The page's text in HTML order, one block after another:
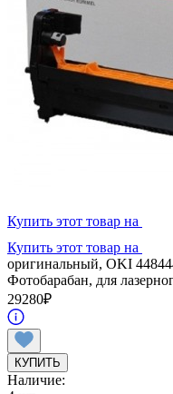
Купить этот товар на
Купить этот товар на
оригинальный, OKI
Фотобарабан, для
29280₽
КУПИТЬ
Наличие: